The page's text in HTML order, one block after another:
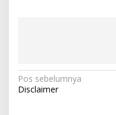
N
a
Pos sebelumnya
Disclaimer